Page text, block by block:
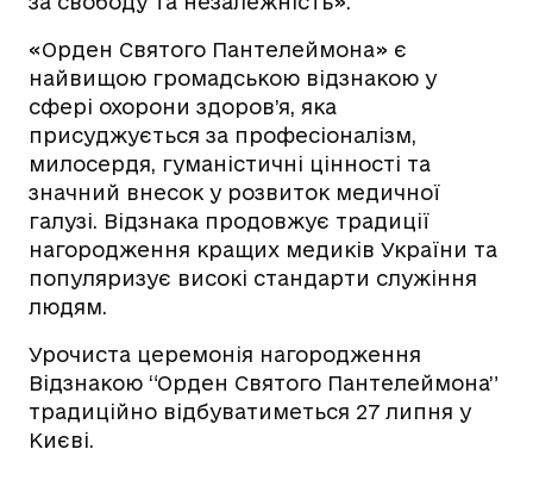
«Орден Святого Пантелеймона» є
найвищою громадською відзнакою у
сфері охорони здоров’я, яка
присуджується за професіоналізм,
милосердя, гуманістичні цінності та
значний внесок у розвиток медичної
галузі. Відзнака продовжує традиції
нагородження кращих медиків України та
популяризує високі стандарти служіння
людям.
Урочиста церемонія нагородження
Відзнакою “Орден Святого Пантелеймона”
традиційно відбуватиметься 27 липня у
Києві.